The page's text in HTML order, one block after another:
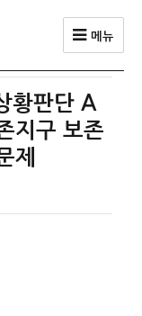
메뉴
황판단 A
지구 보존
제